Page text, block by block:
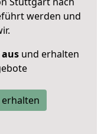
werden und
und erhalten